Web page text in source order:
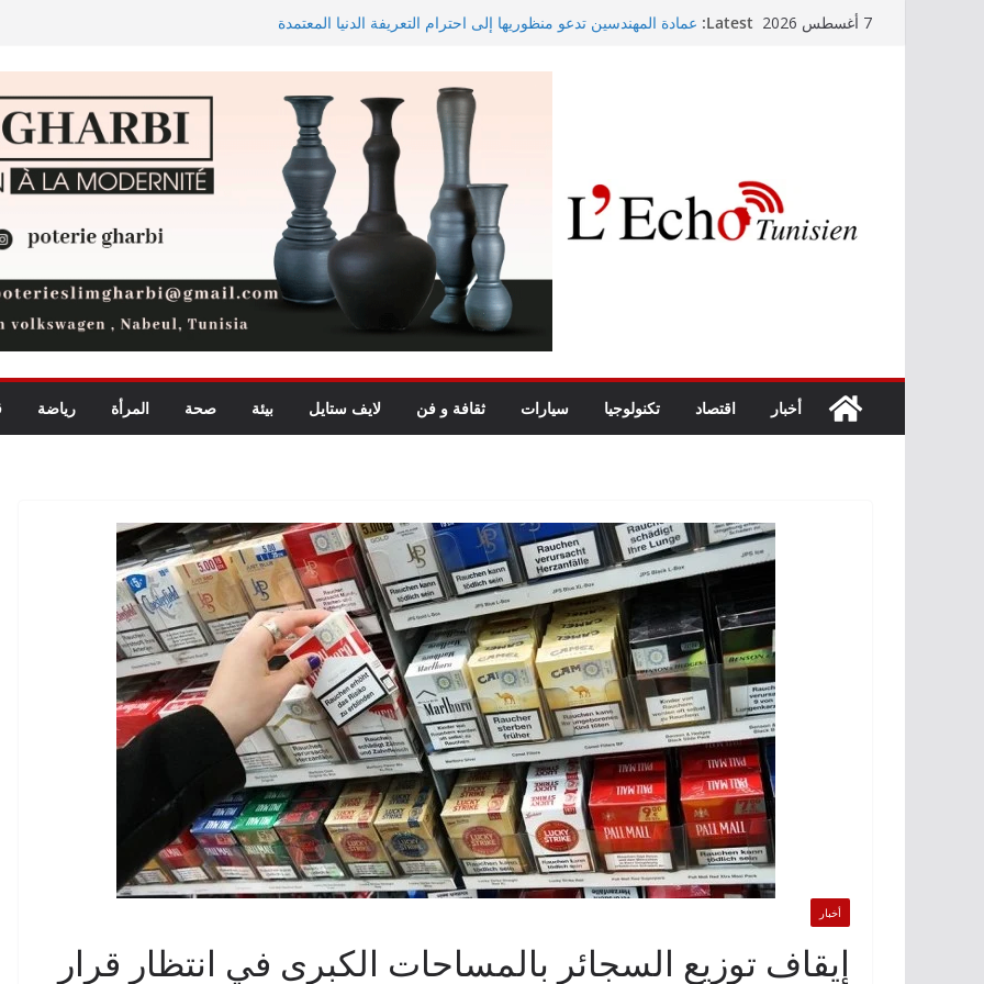
Skip7 أغسطس 2026 Latest: عمادة المهندسين تدعو منظوريها إلى احترام التعريفة الدنيا المعتمدة
الاستثمارات الفلاحية الخاصة المصادق عليها ترتفع بـ15 بالمائة إلى
اختيار معهد باستور مركزا إقليميا لشمال إفريقيا في مراقبة مياه
أخبار اقتصاد تكنولوجيا سيارات ثقافة و فن لايف ستايل بيئة صحة المرأة رياضة
أخبار
إيقاف توزيع السجائر بالمساحات الكبرى في انتظار قرار